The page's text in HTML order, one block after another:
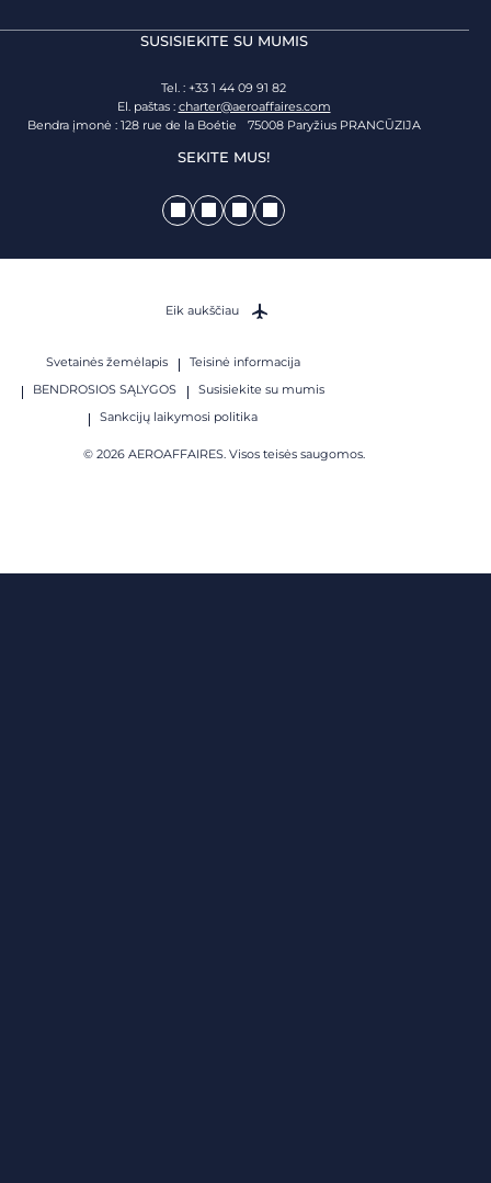
SUSISIEKITE SU MUMIS
Tel. : +33 1 44 09 91 82
El. paštas : charter@aeroaffaires.com
Bendra įmonė : 128 rue de la Boétie 75008 Paryžius PRANCŪZIJA
SEKITE MUS!
Svetainės žemėlapis
Teisinė informacija
BENDROSIOS SĄLYGOS
Susisiekite su mumis
Sankcijų laikymosi politika
© 2026 AEROAFFAIRES. Visos teisės saugomos.
Eik aukščiau